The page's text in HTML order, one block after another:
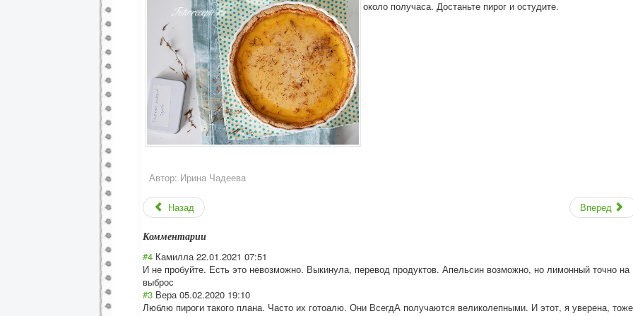
около получаса. Достаньте пирог и остудите.
Автор: Ирина Чадеева
Назад Вперед
Комментарии
#4 Камилла 22.01.2021 07:51
И не пробуйте. Есть это невозможно. Выкинула, перевод продуктов. Апельсин возможно, но лимонный точно на
выброс
#3 Вера 05.02.2020 19:10
Люблю пироги такого плана. Часто их готоалю. Они ВсегдА получаются великолепными. И этот, я уверена,